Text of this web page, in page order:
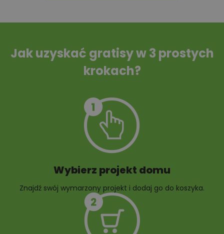
Tablica informacyjna
Przydomowa
10 projektów małej
10 projektów rabat
Jak uzyskać gratisy w 3 prostych
krokach?
Wybierz projekt domu
Znajdź swój wymarzony projekt i dodaj go do koszyka.